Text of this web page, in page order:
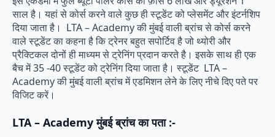
साल है। यहां से कोर्स करने वाले कुछ ही स्टूडेंट को प्लेसमेंट और इंटर्नशिप
दिया जाता है। LTA – Academy की मुंबई वाली ब्रांच से कोर्स करने
वाले स्टूडेंट का कहना है कि ट्रेनर बहुत सपोर्टिव है जो थ्योरी और
प्रैक्टिकल दोनों ही माध्यम से ट्रेनिंग प्रदान करते है। इसके साथ ही एक
बैच में 35 -40 स्टूडेंट को ट्रेनिंग दिया जाता है। स्टूडेंट LTA –
Academy की मुंबई वाली ब्रांच में एडमिशन लेने के लिए नीचे दिए पते पर
विजिट करें।
LTA – Academy मुंबई ब्रांच का पता :-